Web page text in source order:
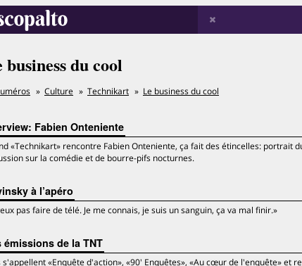
business du cool
Culture Technikart Le business du cool
Fabien Onteniente
«Technikart» rencontre Fabien Onteniente, ça fait des étincelles: portrait
sur la comédie et de bourre-pifs nocturnes.
à l’apéro
pas faire de télé. Je me connais, je suis un sanguin, ça va mal finir.»
émissions de la TNT
s'appellent «Enquête d'action», «90' Enquêtes», «Au cœur de l'enquête» et